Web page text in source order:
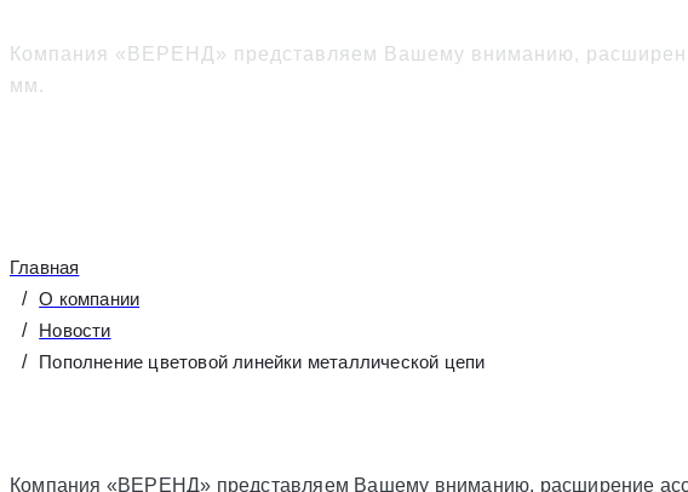
Компания «ВЕРЕНД» представляем Вашему вниманию,
мм.
Главная
О компании
Новости
Пополнение цветовой линейки металлической цепи
Компания «ВЕРЕНД» представляем Вашему вниманию, расширение